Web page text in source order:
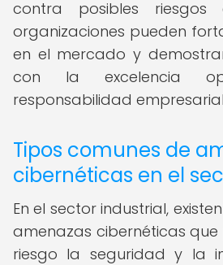
contra posibles riesgos
organizaciones pueden
en el mercado y
con la excelencia
responsabilidad
Tipos comunes de
cibernéticas en el
En el sector industrial,
amenazas cibernéticas
riesgo la seguridad y la